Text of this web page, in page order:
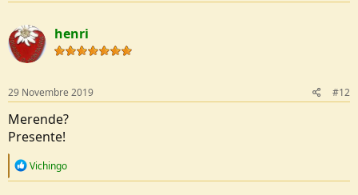
henri
29 Novembre 2019 #12
Merende?
Presente!
R
Vichingo